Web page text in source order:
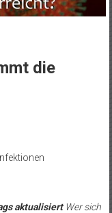
die
aktualisiert Wer sich